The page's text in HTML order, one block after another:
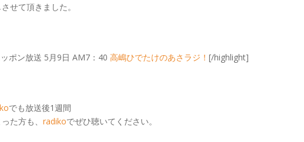
せて頂きました。
ポン放送 5月9日 AM7：40 高嶋ひでたけのあさラジ！ [/highlight]
でも放送後1週間
た方も、 radikoでぜひ聴いてください。